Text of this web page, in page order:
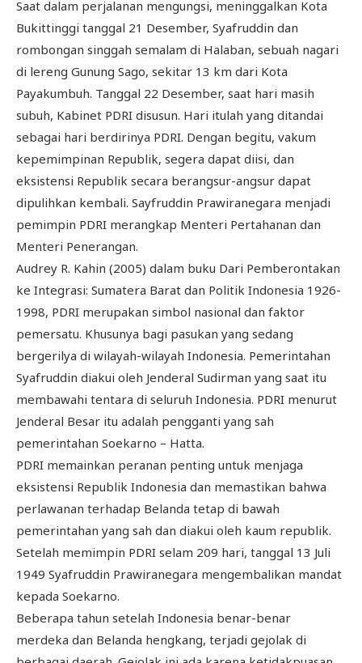
Saat dalam perjalanan mengungsi, meninggalkan Kota
Bukittinggi tanggal 21 Desember, Syafruddin dan
rombongan singgah semalam di Halaban, sebuah nagari
di lereng Gunung Sago, sekitar 13 km dari Kota
Payakumbuh. Tanggal 22 Desember, saat hari masih
subuh, Kabinet PDRI disusun. Hari itulah yang ditandai
sebagai hari berdirinya PDRI. Dengan begitu, vakum
kepemimpinan Republik, segera dapat diisi, dan
eksistensi Republik secara berangsur-angsur dapat
dipulihkan kembali. Sayfruddin Prawiranegara menjadi
pemimpin PDRI merangkap Menteri Pertahanan dan
Menteri Penerangan.
Audrey R. Kahin (2005) dalam buku Dari Pemberontakan
ke Integrasi: Sumatera Barat dan Politik Indonesia 1926-
1998, PDRI merupakan simbol nasional dan faktor
pemersatu. Khusunya bagi pasukan yang sedang
bergerilya di wilayah-wilayah Indonesia. Pemerintahan
Syafruddin diakui oleh Jenderal Sudirman yang saat itu
membawahi tentara di seluruh Indonesia. PDRI menurut
Jenderal Besar itu adalah pengganti yang sah
pemerintahan Soekarno – Hatta.
PDRI memainkan peranan penting untuk menjaga
eksistensi Republik Indonesia dan memastikan bahwa
perlawanan terhadap Belanda tetap di bawah
pemerintahan yang sah dan diakui oleh kaum republik.
Setelah memimpin PDRI selam 209 hari, tanggal 13 Juli
1949 Syafruddin Prawiranegara mengembalikan mandat
kepada Soekarno.
Beberapa tahun setelah Indonesia benar-benar
merdeka dan Belanda hengkang, terjadi gejolak di